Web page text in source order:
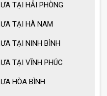
che nắng mưa
TẠI HẢI PHÒNG
TẠI HÀ NAM
TẠI NINH BÌNH
TẠI VĨNH PHÚC
HÒA BÌNH